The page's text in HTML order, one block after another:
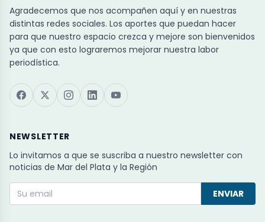
Agradecemos que nos acompañen aquí y en nuestras
distintas redes sociales. Los aportes que puedan hacer
para que nuestro espacio crezca y mejore son bienvenidos
ya que con esto lograremos mejorar nuestra labor
periodística.
NEWSLETTER
Lo invitamos a que se suscriba a nuestro newsletter con
noticias de Mar del Plata y la Región
ENVIAR